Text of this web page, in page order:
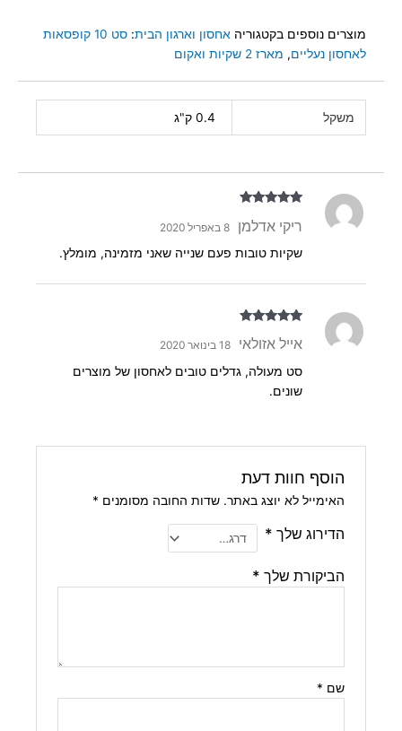
מוצרים נוספים בקטגוריה אחסון וארגון הבית:
סט 10 קופסאות
לאחסון נעליים, מארז 2 שקיות ואקום
משקל 0.4 ק"ג
5
ריקי אדלמן 8 באפריל 2020
שקיות טובות פעם שנייה שאני מזמינה, מומלץ.
5
אייל אזולאי 18 בינואר 2020
סט מעולה, גדלים טובים לאחסון של מוצרים
שונים.
הוסף חוות דעת
האימייל לא יוצג באתר. שדות החובה מסומנים *
הדירוג שלך *
הביקורת שלך *
שם *